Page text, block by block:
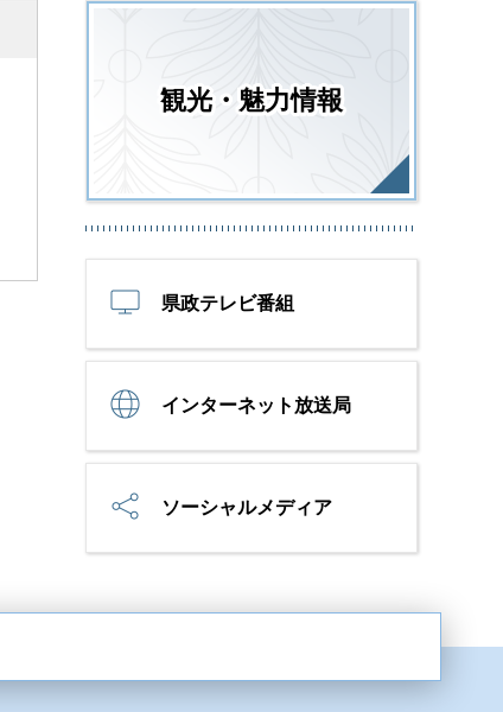
観光・魅力情報
県政テレビ番組
インターネット放送局
ソーシャルメディア